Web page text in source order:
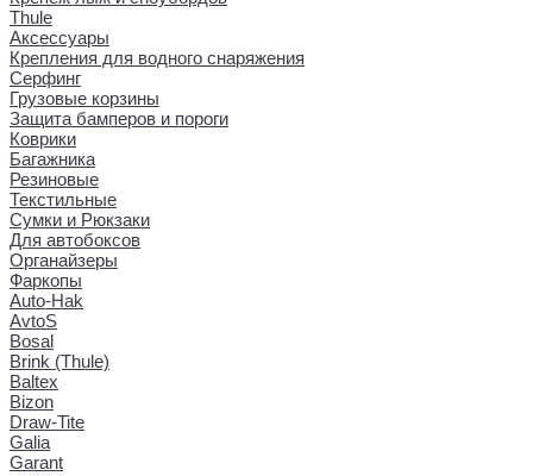
Thule
Аксессуары
Крепления для водного снаряжения
Серфинг
Грузовые корзины
Защита бамперов и пороги
Коврики
Багажника
Резиновые
Текстильные
Сумки и Рюкзаки
Для автобоксов
Органайзеры
Фаркопы
Auto-Hak
AvtoS
Bosal
Brink (Thule)
Baltex
Bizon
Draw-Tite
Galia
Garant